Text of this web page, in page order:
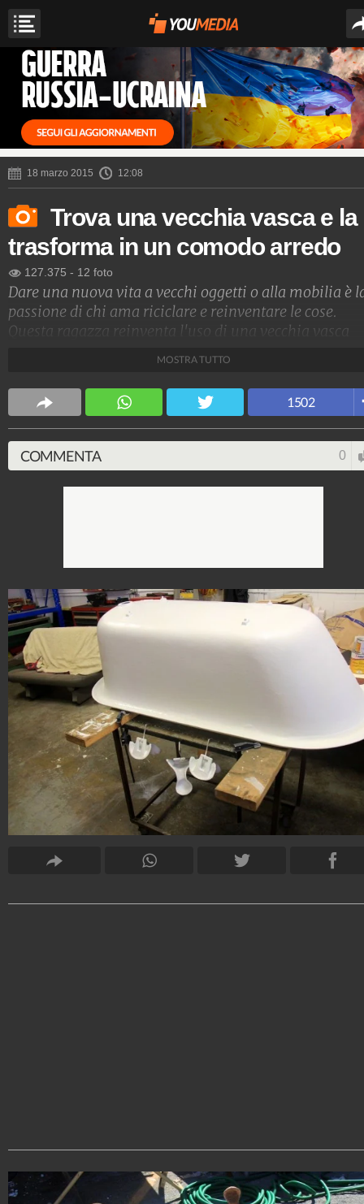
18 marzo 2015 12:08
Trova una vecchia vasca e la
trasforma in un comodo arredo
127.375 - 12 foto
Dare una nuova vita a vecchi oggetti o alla mobilia è
passione di chi ama riciclare e reinventare le cose.
Questa ragazza reinventa l'uso di una vecchia vasca
ArteFantasia
4.006.567 54 video
MOSTRA TUTTO
1502
COMMENTA 0